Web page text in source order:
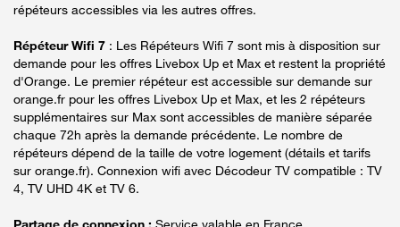
répéteurs accessibles via les autres offres.
Répéteur Wifi 7 : Les Répéteurs Wifi 7 sont mis à disposition sur
demande pour les offres Livebox Up et Max et restent la propriété
d'Orange. Le premier répéteur est accessible sur demande sur
orange.fr pour les offres Livebox Up et Max, et les 2 répéteurs
supplémentaires sur Max sont accessibles de manière séparée
chaque 72h après la demande précédente. Le nombre de
répéteurs dépend de la taille de votre logement (détails et tarifs
sur orange.fr). Connexion wifi avec Décodeur TV compatible : TV
4, TV UHD 4K et TV 6.
Partage de connexion : Service valable en France